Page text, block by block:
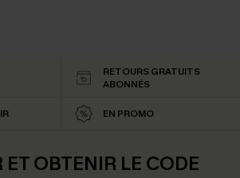
RETOURS GRATUITS
ABONNÉS
EN PROMO
OBTENIR LE CODE